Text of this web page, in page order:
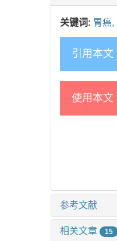
关键词: 胃癌,
引用本文
使用本文
参考文献
相关文章 15